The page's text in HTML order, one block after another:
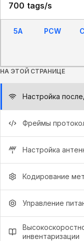
700 tags/s
5A PCW
НА ЭТОЙ СТРАНИЦЕ
Настройка
Фреймы
Настройка
Кодирование
Управление
инвентаризации